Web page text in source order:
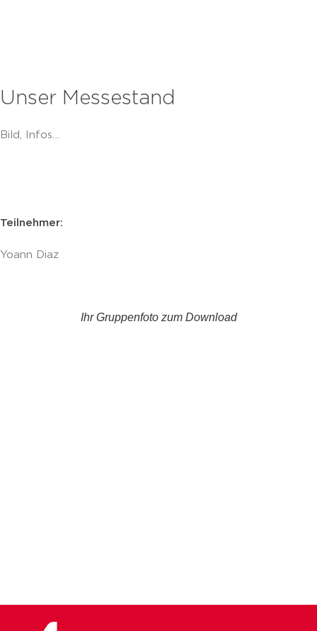
Unser Messestand
Bild, Infos…
Teilnehmer:
Yoann Diaz
Ihr Gruppenfoto zum Download